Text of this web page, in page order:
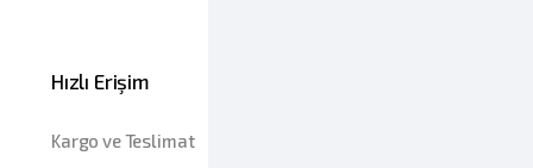
Hızlı Erişim
Kargo ve Teslimat